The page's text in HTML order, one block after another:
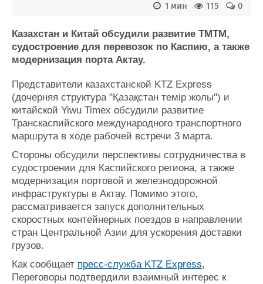
Крюинг
Журнал
Реклама
Услуги
Конференции
Выставки и семинары
Личности
Галерея флота
Форум
Все службы
0
115
1 мин
Казахстан и Китай обсудили развитие ТМТМ,
судостроение для перевозок по Каспию, а также
модернизация порта Актау.
Представители казахстанской KTZ Express
(дочерняя структура "Қазақстан темір жолы") и
китайской Yiwu Timex обсудили развитие
Транскаспийского международного транспортного
маршрута в ходе рабочей встречи 3 марта.
Стороны обсудили перспективы сотрудничества в
судостроении для Каспийского региона, а также
модернизация портовой и железнодорожной
инфраструктуры в Актау. Помимо этого,
рассматривается запуск дополнительных
скоростных контейнерных поездов в направлении
стран Центральной Азии для ускорения доставки
грузов.
Как сообщает пресс-служба KTZ Express,
Переговоры подтвердили взаимный интерес к